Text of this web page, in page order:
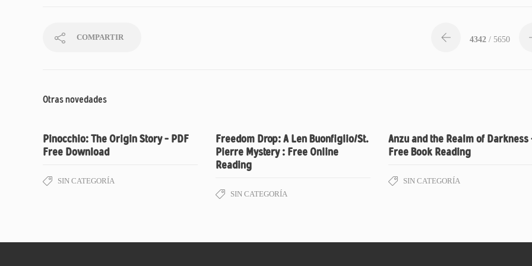
COMPARTIR 4342 / 5650
Otras novedades
Pinocchio: The Origin Story – PDF
Free Download
SIN CATEGORÍA
Freedom Drop: A Len Buonfiglio/St.
Pierre Mystery : Free Online
Reading
SIN CATEGORÍA
Anzu and the Realm of Darkness
Free Book Reading
SIN CATEGORÍA